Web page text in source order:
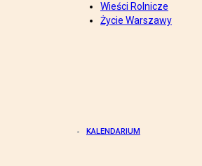
Wieści Rolnicze
Życie Warszawy
KALENDARIUM